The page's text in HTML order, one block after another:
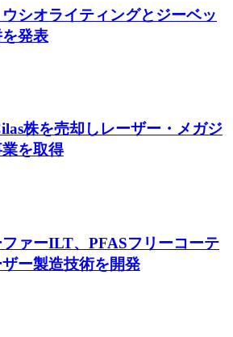
シオライティングとジーベッ
発表
株を売却しレーザー・メガジ
を取得
ァーILT、PFASフリーコーテ
ー製造技術を開発